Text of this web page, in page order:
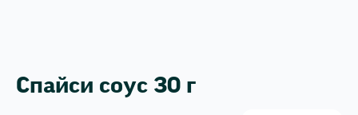
Спайси соус 30 г